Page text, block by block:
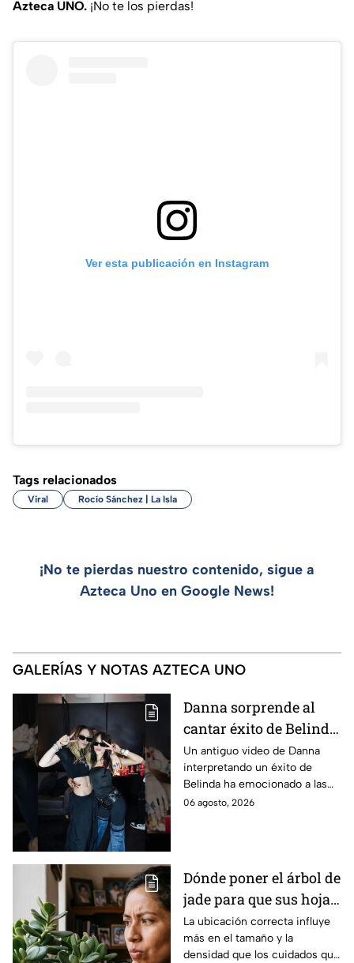
Azteca UNO. ¡No te los pierdas!
Ver esta publicación en Instagram
Tags relacionados
Viral Rocío Sánchez | La Isla
¡No te pierdas nuestro contenido, sigue a
Azteca Uno en Google News!
GALERÍAS Y NOTAS AZTECA UNO
Danna sorprende al
cantar éxito de Belinda
en un video inédito y
ella no tarda en
reaccionar
Un antiguo video de Danna
interpretando un éxito de
Belinda ha emocionado a las
seguidores de ambas artistas.
06 agosto, 2026
Dónde poner el árbol de
jade para que sus hojas
crezcan grandes y
frondosas
La ubicación correcta influye
más en el tamaño y la
densidad que los cuidados que